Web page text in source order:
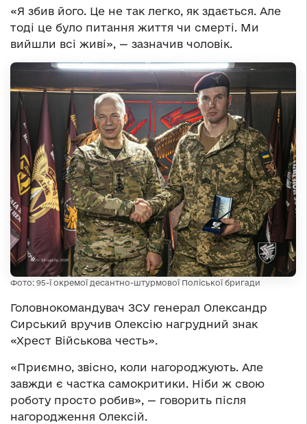
«Я збив його. Це не так легко, як здається. Але
тоді це було питання життя чи смерті. Ми
вийшли всі живі», — зазначив чоловік.
Фото: 95-ї окремої десантно-штурмової Поліської бригади
Головнокомандувач ЗСУ генерал Олександр
Сирський вручив Олексію нагрудний знак
«Хрест Військова честь».
«Приємно, звісно, коли нагороджують. Але
завжди є частка самокритики. Ніби ж свою
роботу просто робив», — говорить після
нагородження Олексій.